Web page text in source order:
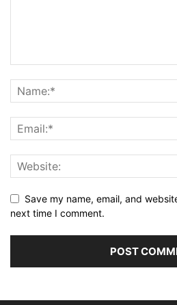
Save my name, email, and
next time I comment.